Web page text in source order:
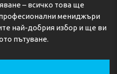
– всичко това ще
мениджъри
най-добрия избор и ще ви
пътуване.